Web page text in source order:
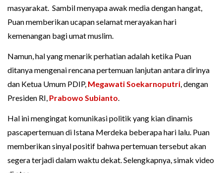
masyarakat. Sambil menyapa awak media dengan hangat,
Puan memberikan ucapan selamat merayakan hari
kemenangan bagi umat muslim.
Namun, hal yang menarik perhatian adalah ketika Puan
ditanya mengenai rencana pertemuan lanjutan antara dirinya
dan Ketua Umum PDIP, Megawati Soekarnoputri, dengan
Presiden RI, Prabowo Subianto.
Hal ini mengingat komunikasi politik yang kian dinamis
pascapertemuan di Istana Merdeka beberapa hari lalu. Puan
memberikan sinyal positif bahwa pertemuan tersebut akan
segera terjadi dalam waktu dekat. Selengkapnya, simak video